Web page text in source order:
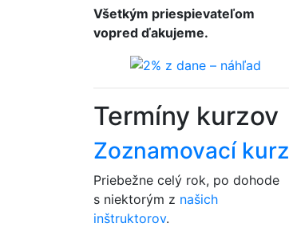
Všetkým priespievateľom
vopred ďakujeme.
Termíny kurzov
Zoznamovací kurz
Priebežne celý rok, po dohode
s niektorým z našich
inštruktorov.